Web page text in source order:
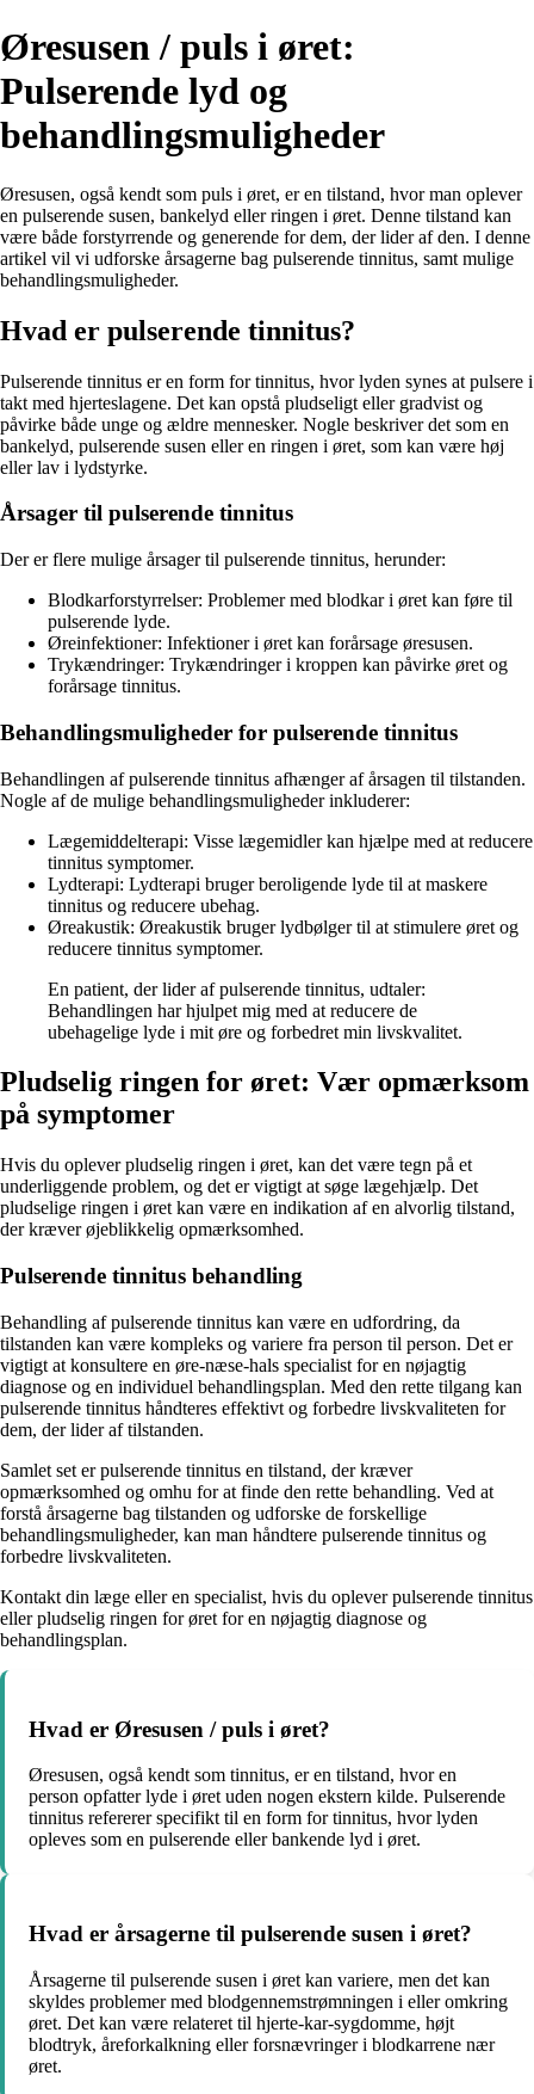
Øresusen / puls i øret:
Pulserende lyd og
behandlingsmuligheder
Øresusen, også kendt som puls i øret, er en tilstand, hvor man oplever
en pulserende susen, bankelyd eller ringen i øret. Denne tilstand kan
være både forstyrrende og generende for dem, der lider af den. I denne
artikel vil vi udforske årsagerne bag pulserende tinnitus, samt mulige
behandlingsmuligheder.
Hvad er pulserende tinnitus?
Pulserende tinnitus er en form for tinnitus, hvor lyden synes at pulsere i
takt med hjerteslagene. Det kan opstå pludseligt eller gradvist og
påvirke både unge og ældre mennesker. Nogle beskriver det som en
bankelyd, pulserende susen eller en ringen i øret, som kan være høj
eller lav i lydstyrke.
Årsager til pulserende tinnitus
Der er flere mulige årsager til pulserende tinnitus, herunder:
Blodkarforstyrrelser: Problemer med blodkar i øret kan føre til
pulserende lyde.
Øreinfektioner: Infektioner i øret kan forårsage øresusen.
Trykændringer: Trykændringer i kroppen kan påvirke øret og
forårsage tinnitus.
Behandlingsmuligheder for pulserende tinnitus
Behandlingen af pulserende tinnitus afhænger af årsagen til tilstanden.
Nogle af de mulige behandlingsmuligheder inkluderer:
Lægemiddelterapi: Visse lægemidler kan hjælpe med at reducere
tinnitus symptomer.
Lydterapi: Lydterapi bruger beroligende lyde til at maskere
tinnitus og reducere ubehag.
Øreakustik: Øreakustik bruger lydbølger til at stimulere øret og
reducere tinnitus symptomer.
En patient, der lider af pulserende tinnitus, udtaler:
Behandlingen har hjulpet mig med at reducere de
ubehagelige lyde i mit øre og forbedret min livskvalitet.
Pludselig ringen for øret: Vær opmærksom
på symptomer
Hvis du oplever pludselig ringen i øret, kan det være tegn på et
underliggende problem, og det er vigtigt at søge lægehjælp. Det
pludselige ringen i øret kan være en indikation af en alvorlig tilstand,
der kræver øjeblikkelig opmærksomhed.
Pulserende tinnitus behandling
Behandling af pulserende tinnitus kan være en udfordring, da
tilstanden kan være kompleks og variere fra person til person. Det er
vigtigt at konsultere en øre-næse-hals specialist for en nøjagtig
diagnose og en individuel behandlingsplan. Med den rette tilgang kan
pulserende tinnitus håndteres effektivt og forbedre livskvaliteten for
dem, der lider af tilstanden.
Samlet set er pulserende tinnitus en tilstand, der kræver
opmærksomhed og omhu for at finde den rette behandling. Ved at
forstå årsagerne bag tilstanden og udforske de forskellige
behandlingsmuligheder, kan man håndtere pulserende tinnitus og
forbedre livskvaliteten.
Kontakt din læge eller en specialist, hvis du oplever pulserende tinnitus
eller pludselig ringen for øret for en nøjagtig diagnose og
behandlingsplan.
Hvad er Øresusen / puls i øret?
Øresusen, også kendt som tinnitus, er en tilstand, hvor en
person opfatter lyde i øret uden nogen ekstern kilde. Pulserende
tinnitus refererer specifikt til en form for tinnitus, hvor lyden
opleves som en pulserende eller bankende lyd i øret.
Hvad er årsagerne til pulserende susen i øret?
Årsagerne til pulserende susen i øret kan variere, men det kan
skyldes problemer med blodgennemstrømningen i eller omkring
øret. Det kan være relateret til hjerte-kar-sygdomme, højt
blodtryk, åreforkalkning eller forsnævringer i blodkarrene nær
øret.